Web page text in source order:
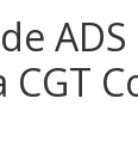
CGT